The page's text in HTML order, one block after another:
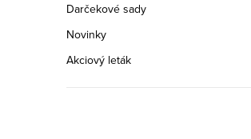
Darčekové sady
Novinky
Akciový leták